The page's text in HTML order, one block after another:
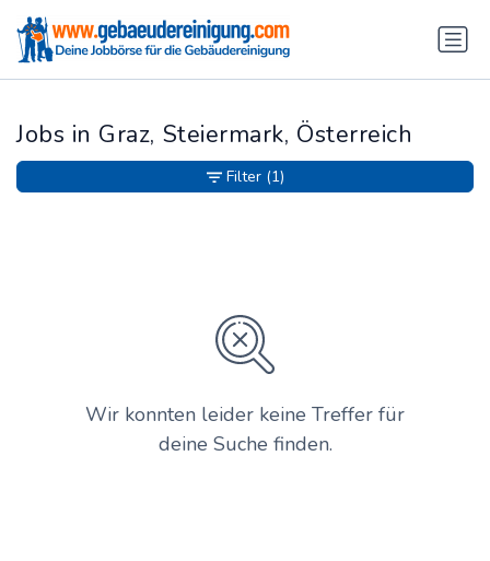
Jobs in Graz, Steiermark, Österreich
Wir konnten leider keine Treffer für
deine Suche finden.
Filter (1)